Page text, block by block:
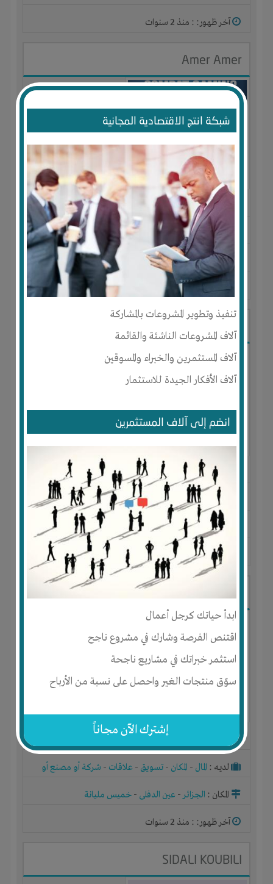
شبكة انتج الاقتصادية المجانية
تنفيذ وتطوير المشروعات بالمشاركة
آلاف المشروعات الناشئة والقائمة
آلاف المستثمرين والخبراء والمسوقين
آلاف الأفكار الجيدة للاستثمار
انضم إلى آلاف المستثمرين
ابدأ حياتك كرجل أعمال
اقتنص الفرصة وشارك في مشروع ناجح
استثمر خبراتك في مشاريع ناجحة
سوّق منتجات الغير واحصل على نسبة من الأرباح
إشترك الآن مجاناً
آخر ظهور: : منذ 2 سنوات
Amer Amer
الجنس : ذكر
لديـه : الخبرات
المكان :الجزائر-
touggourt touggourt
آخر ظهور: : منذ 2 سنوات
الجنس : أنثى
لديـه : تسويق
المكان : الجزائر- وهران-
arzew
آخر ظهور: : منذ 2 سنوات
Samia Benramdanes
لديـه : المال - المكان - تسويق - علاقات - شركة أو مصنع أو
المكان : الجزائر- عين الدفلى - خميس مليانة
آخر ظهور: : منذ 2 سنوات
SIDALI KOUBILI